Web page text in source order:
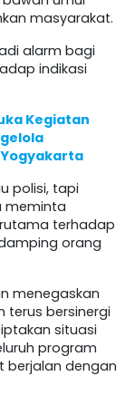
masyarakat.
alarm bagi
indikasi
Kegiatan
polisi, tapi
meminta
terhadap
orang
menegaskan
terus bersinergi
situasi
program
berjalan dengan